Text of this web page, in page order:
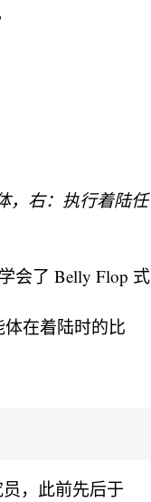
，右：执行着陆任
会了 Belly Flop 式
在着陆时的比
，此前先后于